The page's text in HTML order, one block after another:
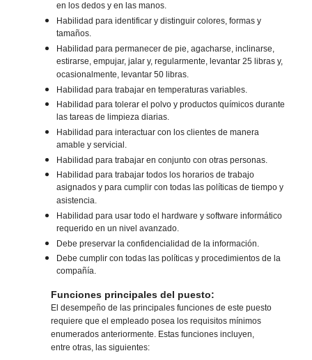
en los dedos y en las manos.
Habilidad para identificar y distinguir colores, formas y
tamaños.
Habilidad para permanecer de pie, agacharse, inclinarse,
estirarse, empujar, jalar y, regularmente, levantar 25 libras y,
ocasionalmente, levantar 50 libras.
Habilidad para trabajar en temperaturas variables.
Habilidad para tolerar el polvo y productos químicos durante
las tareas de limpieza diarias.
Habilidad para interactuar con los clientes de manera
amable y servicial.
Habilidad para trabajar en conjunto con otras personas.
Habilidad para trabajar todos los horarios de trabajo
asignados y para cumplir con todas las políticas de tiempo y
asistencia.
Habilidad para usar todo el hardware y software informático
requerido en un nivel avanzado.
Debe preservar la confidencialidad de la información.
Debe cumplir con todas las políticas y procedimientos de la
compañía.
Funciones principales del puesto:
El desempeño de las principales funciones de este puesto
requiere que el empleado posea los requisitos mínimos
enumerados anteriormente. Estas funciones incluyen,
entre otras, las siguientes: